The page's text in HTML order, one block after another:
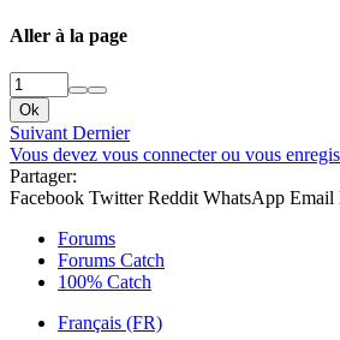
Aller à la page
Ok
Suivant Dernier
Vous devez vous connecter ou vous
Partager:
Facebook Twitter Reddit WhatsApp Email
Forums
Forums Catch
100% Catch
Français (FR)